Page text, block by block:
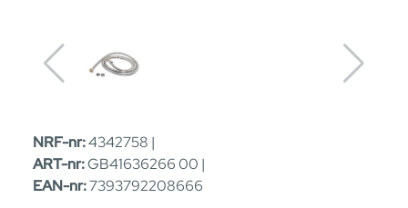
NRF-nr:4342758 |
ART-nr:GB41636266 00 |
EAN-nr:7393792208666